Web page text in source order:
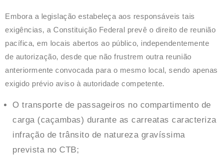
Embora a legislação estabeleça aos responsáveis tais
exigências, a Constituição Federal prevê o direito de reunião
pacífica, em locais abertos ao público, independentemente
de autorização, desde que não frustrem outra reunião
anteriormente convocada para o mesmo local, sendo apenas
exigido prévio aviso à autoridade competente.
O transporte de passageiros no compartimento de
carga (caçambas) durante as carreatas caracteriza
infração de trânsito de natureza gravíssima
prevista no CTB;